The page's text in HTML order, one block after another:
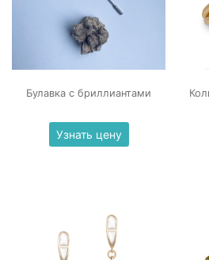
Булавка с бриллиантами
Узнать цену